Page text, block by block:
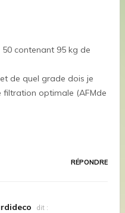
50 contenant 95 kg de
de quel grade dois je
optimale (AFMde
RÉPONDRE
dit :